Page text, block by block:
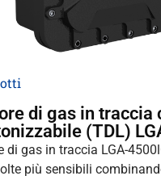
di gas in traccia
(TDL)
di gas in traccia LGA-
più sensibili